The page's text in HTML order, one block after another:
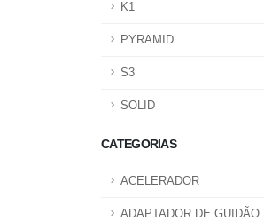
K1
PYRAMID
S3
SOLID
CATEGORIAS
ACELERADOR
ADAPTADOR DE GUIDÃO